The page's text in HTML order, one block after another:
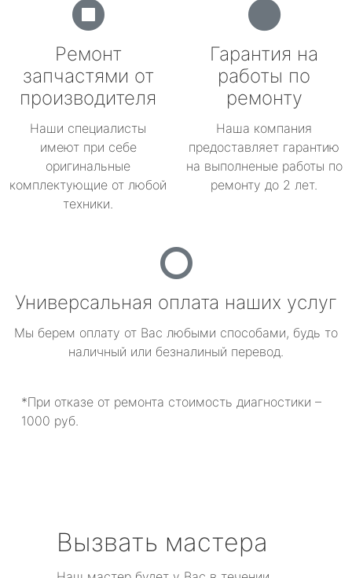
Ремонт
запчастями от
производителя
Наши специалисты
имеют при себе
оригинальные
комплектующие от любой
техники.
Гарантия на
работы по
ремонту
Наша компания
предоставляет гарантию
на выполненые работы по
ремонту до 2 лет.
Универсальная оплата наших услуг
Мы берем оплату от Вас любыми способами, будь то
наличный или безналиный перевод.
*При отказе от ремонта стоимость диагностики –
1000 руб.
Вызвать мастера